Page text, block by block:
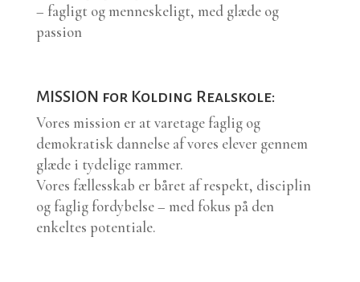
– fagligt og menneskeligt, med glæde og
passion
MISSION for Kolding Realskole:
Vores mission er at varetage faglig og
demokratisk dannelse af vores elever gennem
glæde i tydelige rammer.
Vores fællesskab er båret af respekt, disciplin
og faglig fordybelse – med fokus på den
enkeltes potentiale.